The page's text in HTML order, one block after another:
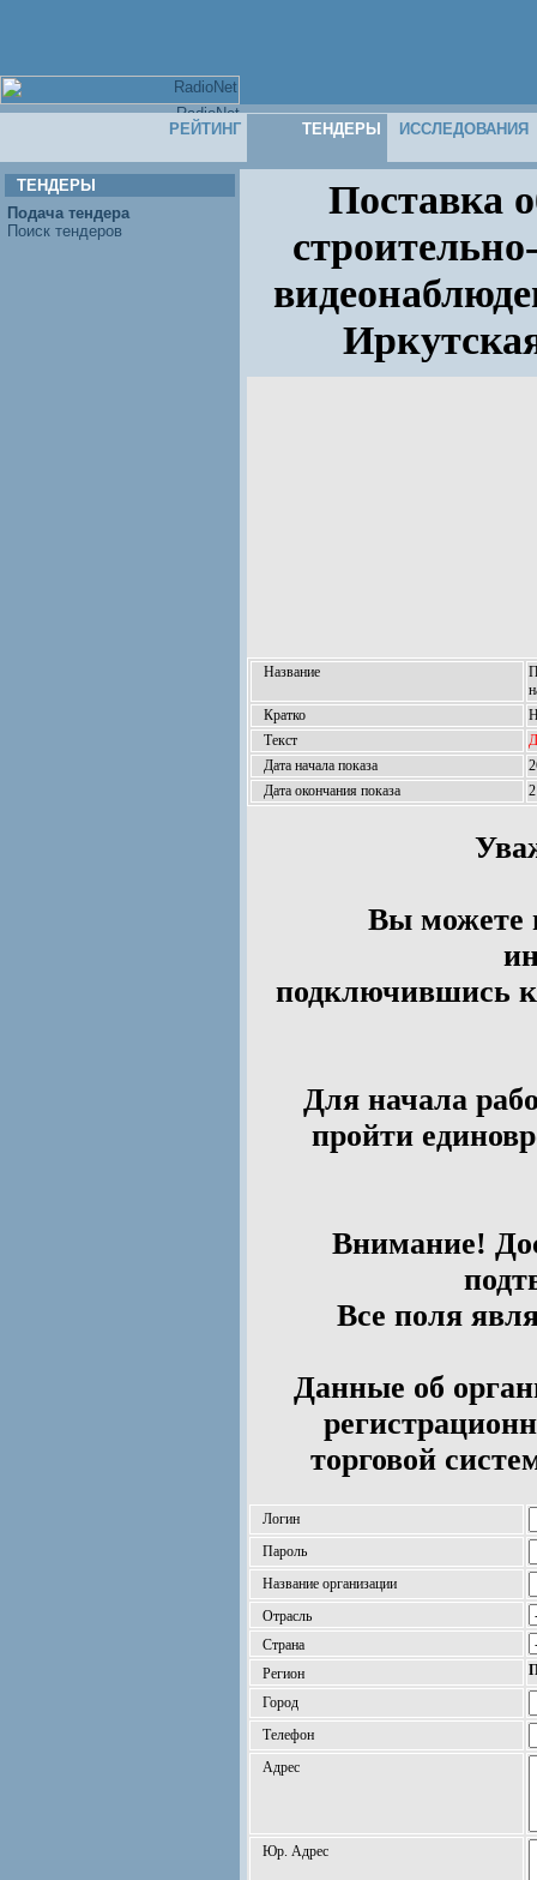
РЕЙТИНГ ТЕНДЕРЫ ИССЛЕДОВАНИЯ
ТЕНДЕРЫ
Подача тендера
Поиск тендеров
Поставка
Название
Кратко
Текст
Дата начала показа
Дата окончания показа
Вы можете
подключившись к
Для начала
пройти
Внимание!
Все поля
Данные об
торговой
Логин
Пароль
Название организации
Отрасль
Страна
Регион
Город
Телефон
Адрес
Юр. Адрес